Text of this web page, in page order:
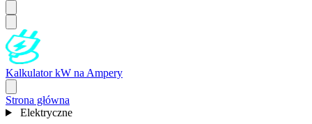
Kalkulator kW na Ampery
Strona główna
Elektryczne